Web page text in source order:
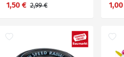
1,50 € 2,99 €